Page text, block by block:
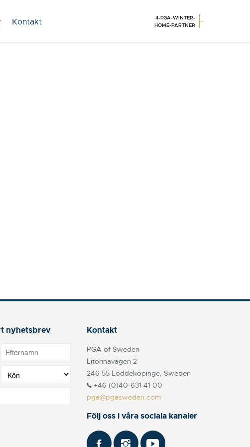
Kontakt
4-PGA-WINTER-
HOME-PARTNER
nyhetsbrev Kontakt
PGA of Sweden
Litorinavägen 2
246 55 Löddeköpinge, Sweden
+46 (0)40-631 41 00
pga@pgasweden.com
Följ oss i våra sociala kanaler